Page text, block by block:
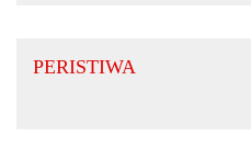
PERISTIWA